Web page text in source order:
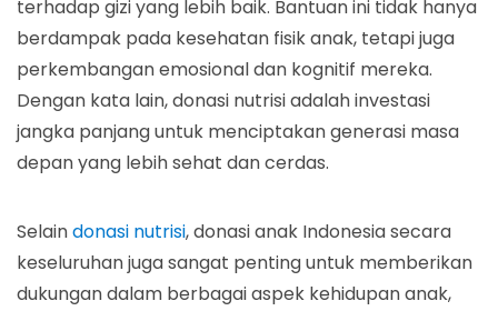
terhadap gizi yang lebih baik. Bantuan ini tidak hanya
berdampak pada kesehatan fisik anak, tetapi juga
perkembangan emosional dan kognitif mereka.
Dengan kata lain, donasi nutrisi adalah investasi
jangka panjang untuk menciptakan generasi masa
depan yang lebih sehat dan cerdas.
Selaindonasi nutrisi, donasi anak Indonesia secara
keseluruhan juga sangat penting untuk memberikan
dukungan dalam berbagai aspek kehidupan anak,